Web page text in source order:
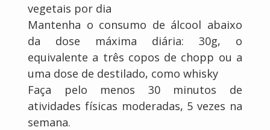
vegetais por dia
Mantenha o consumo de álcool abaixo
da dose máxima diária: 30g, o
equivalente a três copos de chopp ou a
uma dose de destilado, como whisky
Faça pelo menos 30 minutos de
atividades físicas moderadas, 5 vezes na
semana.